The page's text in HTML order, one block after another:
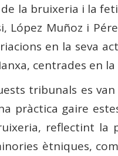
la bruixeria i la
López Muñoz i
en la seva
centrades en
tribunals es
pràctica gaire
reflectint
ètniques,